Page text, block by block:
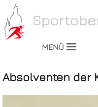
MENÜ
Absolventen der